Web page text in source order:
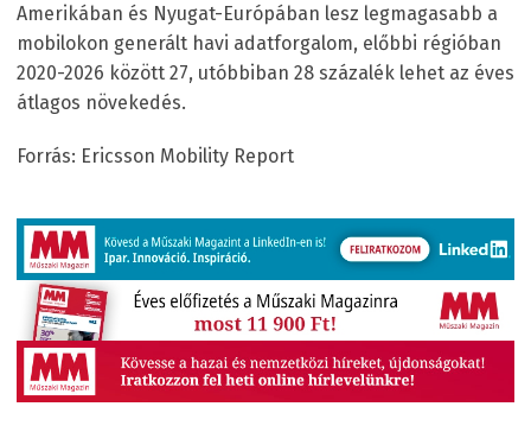
Amerikában és Nyugat-Európában lesz legmagasabb a
mobilokon generált havi adatforgalom, előbbi régióban
2020-2026 között 27, utóbbiban 28 százalék lehet az éves
átlagos növekedés.
Forrás: Ericsson Mobility Report